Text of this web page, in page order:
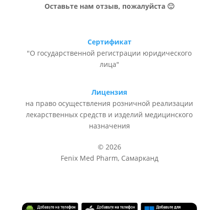
Оставьте нам отзыв, пожалуйста 🙂
Сертификат
"О государственной регистрации юридического
лица"
Лицензия
на право осуществления розничной реализации
лекарственных средств и изделий медицинского
назначения
© 2026
Fenix Med Pharm, Самарканд